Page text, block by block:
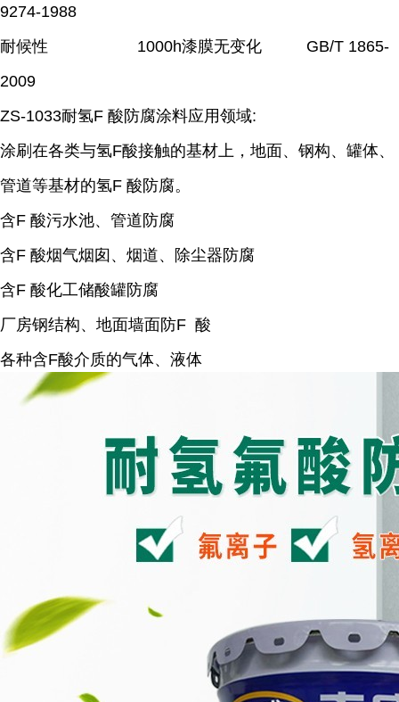
9274-1988
耐候性 1000h漆膜无变化 GB/T 1865-
2009
ZS-1033耐氢F 酸 防腐涂料应用领域:
涂刷在各类与氢F酸接触的基材上，地面、钢构、罐体、
管道等基材的氢F 酸 防腐。
含F 酸污水池、管道防腐
含F 酸烟气烟囱、烟道、除尘器防腐
含F 酸化工储酸罐防腐
厂房钢结构、地面墙面防F 酸
各种含F酸介质的气体、液体